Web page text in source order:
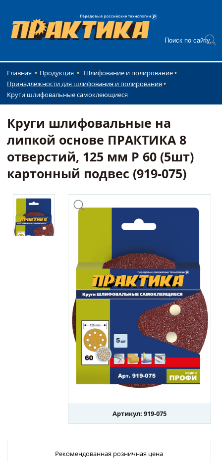
Главная Продукция
Шлифование и полирование
Принадлежности для шлифования и полирования
Круги шлифовальные самоклеющиеся
Круги шлифовальные на
липкой основе ПРАКТИКА 8
отверстий, 125 мм P 60 (5шт)
картонный подвес (919-075)
Артикул: 919-075
Рекомендованная розничная цена